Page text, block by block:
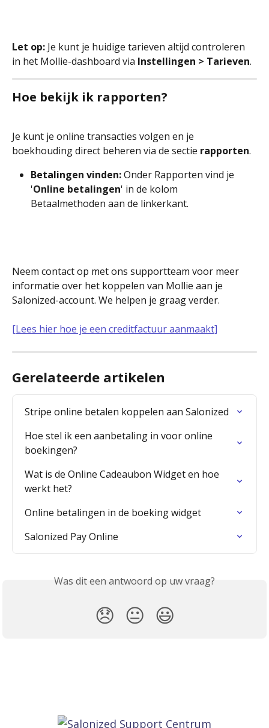
Let op: Je kunt je huidige tarieven altijd controleren
in het Mollie-dashboard via Instellingen > Tarieven.
Hoe bekijk ik rapporten?
Je kunt je online transacties volgen en je
boekhouding direct beheren via de sectie rapporten.
Betalingen vinden: Onder Rapporten vind je
'Online betalingen' in de kolom
Betaalmethoden aan de linkerkant.
Neem contact op met ons supportteam voor meer
informatie over het koppelen van Mollie aan je
Salonized-account. We helpen je graag verder.
[Lees hier hoe je een creditfactuur aanmaakt]
Gerelateerde artikelen
Stripe online betalen koppelen aan Salonized
Hoe stel ik een aanbetaling in voor online
boekingen?
Wat is de Online Cadeaubon Widget en hoe
werkt het?
Online betalingen in de boeking widget
Salonized Pay Online
Was dit een antwoord op uw vraag?
😞 😐 😃